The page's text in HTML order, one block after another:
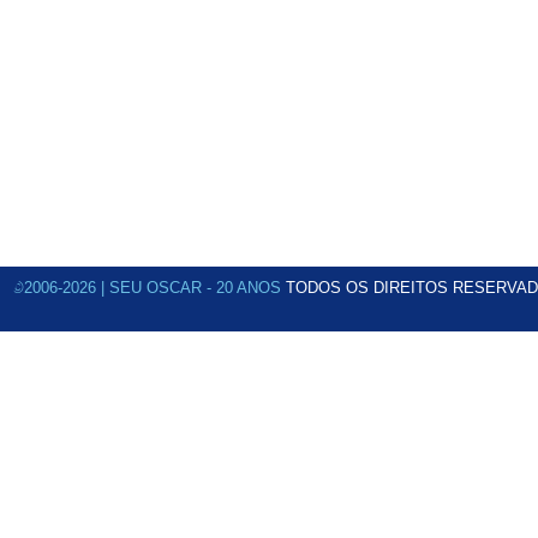
©2006-2026 | SEU OSCAR - 20 ANOS TODOS OS DIREITOS